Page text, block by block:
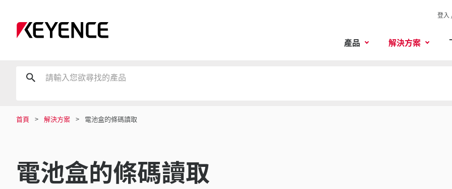
登入
產品 解決方案
首頁 解決方案 電池盒的條碼讀取
電池盒的條碼讀取